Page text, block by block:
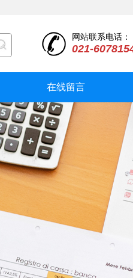
网站联系电话：
021-
在线留言